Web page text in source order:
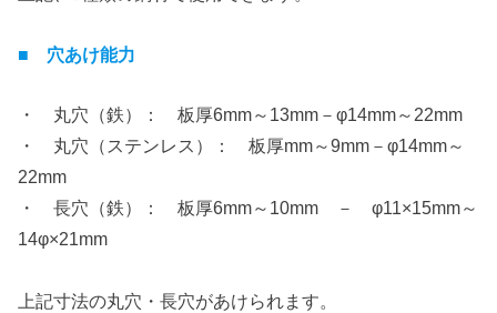
■ 穴あけ能力
・ 丸穴（鉄）： 板厚6mm～13mm－φ14mm～22mm
・ 丸穴（ステンレス）： 板厚mm～9mm－φ14mm～
22mm
・ 長穴（鉄）： 板厚6mm～10mm － φ11×15mm～
14φ×21mm
上記寸法の丸穴・長穴があけられます。